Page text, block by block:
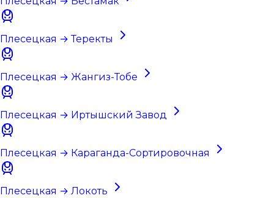
Плесецкая → Теректы
Плесецкая → Жангиз-Тобе
Плесецкая → Иртышский Завод
Плесецкая → Караганда-Сортировочная
Плесецкая → Локоть